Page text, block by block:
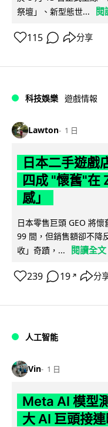
祭壇」、新型態世...
閱
115 分享
科技娛樂 遊戲情報
Lawton 1 日
日本二手遊戲
四成 "懷舊"在
感」
日本零售巨頭 GEO 將
99 間，但銷售額卻不降
收」奇蹟，...
閱讀全文
239 19 ↗ 分
人工智能
Vin 1 日
Meta AI 模型
大 AI 巨頭接